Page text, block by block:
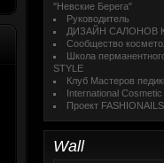
"Невские Берега"
Руководитель
ДИЗАЙН САЛОНОВ
Сообщество
Школа
STYLE
Клуб Мастеров
International
Проект FASHIONAILS
Wall